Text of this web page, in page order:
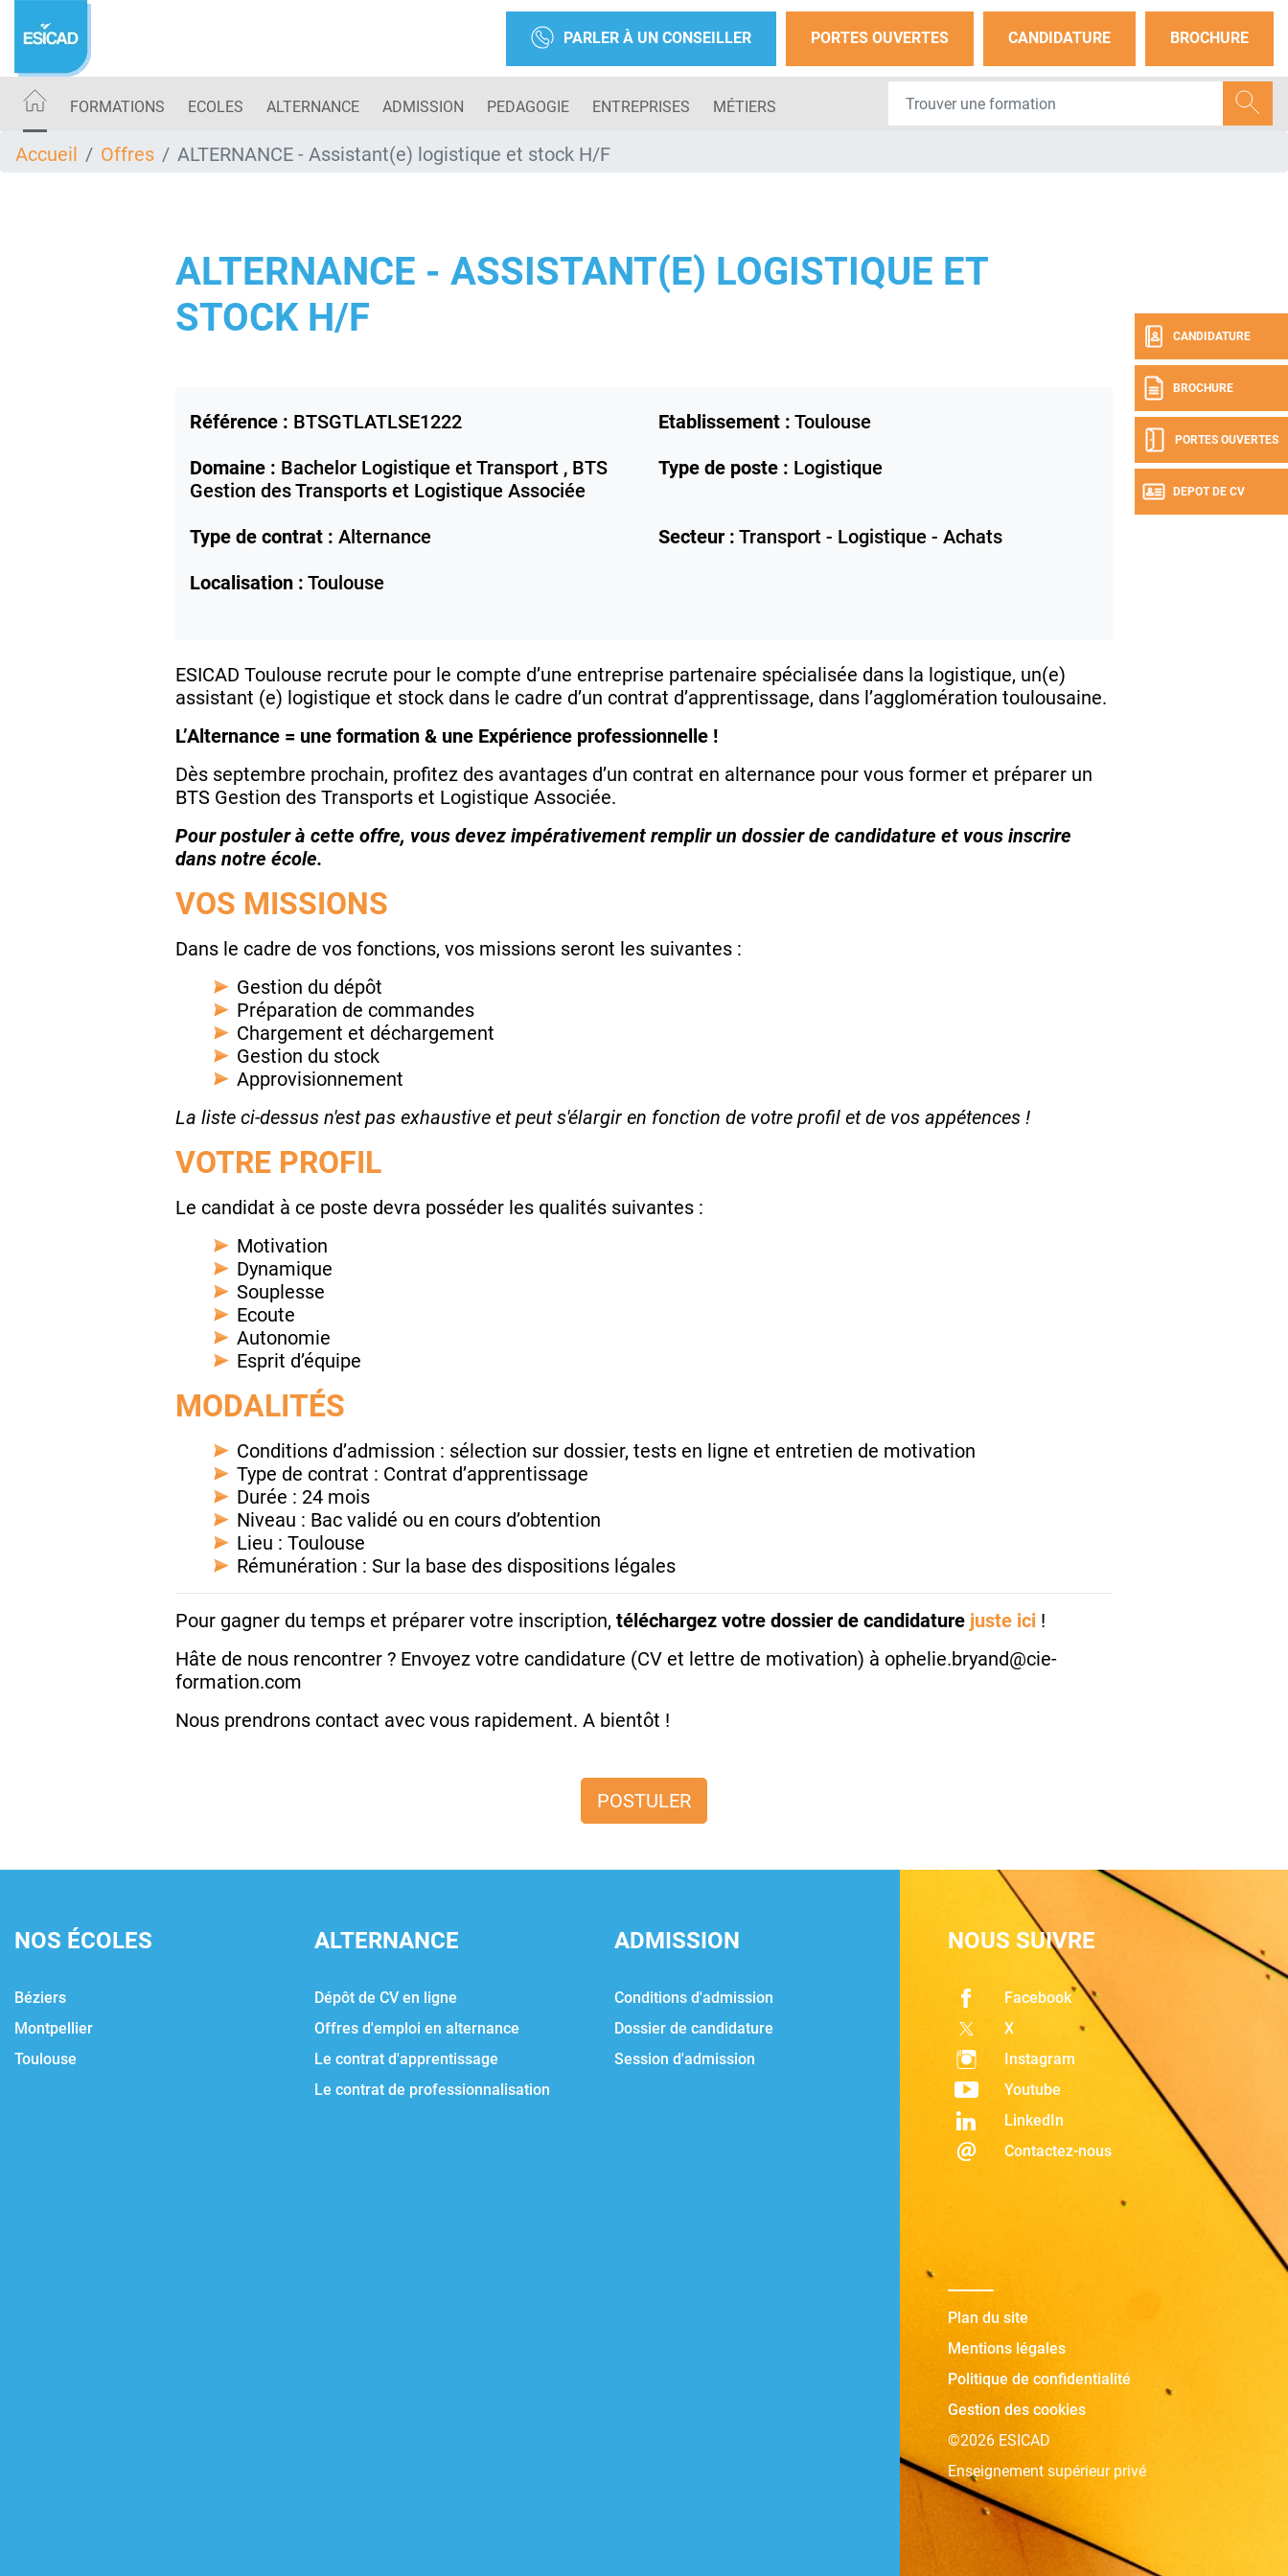
contenu
PARLER À UN CONSEILLER PORTES OUVERTES CANDIDATURE BROCHURE
FORMATIONS ECOLES ALTERNANCE ADMISSION PEDAGOGIE ENTREPRISES MÉTIERS
CANDIDATURE
BROCHURE
PORTES OUVERTES
DEPOT DE CV
Accueil Offres ALTERNANCE - Assistant(e) logistique et stock H/F
ALTERNANCE - ASSISTANT(E) LOGISTIQUE ET
STOCK H/F
Référence : BTSGTLATLSE1222 Etablissement : Toulouse
Domaine : Bachelor Logistique et Transport , BTS
Gestion des Transports et Logistique Associée
Type de poste : Logistique
Type de contrat : Alternance Secteur : Transport - Logistique - Achats
Localisation : Toulouse
ESICAD Toulouse recrute pour le compte d’une entreprise partenaire spécialisée dans la logistique, un(e)
assistant (e) logistique et stock dans le cadre d’un contrat d’apprentissage, dans l’agglomération toulousaine.
L’Alternance = une formation & une Expérience professionnelle !
Dès septembre prochain, profitez des avantages d’un contrat en alternance pour vous former et préparer un
BTS Gestion des Transports et Logistique Associée.
Pour postuler à cette offre, vous devez impérativement remplir un dossier de candidature et vous inscrire
dans notre école.
VOS MISSIONS
Dans le cadre de vos fonctions, vos missions seront les suivantes :
Gestion du dépôt
Préparation de commandes
Chargement et déchargement
Gestion du stock
Approvisionnement
La liste ci-dessus n'est pas exhaustive et peut s'élargir en fonction de votre profil et de vos appétences !
VOTRE PROFIL
Le candidat à ce poste devra posséder les qualités suivantes :
Motivation
Dynamique
Souplesse
Ecoute
Autonomie
Esprit d’équipe
MODALITÉS
Conditions d’admission : sélection sur dossier, tests en ligne et entretien de motivation
Type de contrat : Contrat d’apprentissage
Durée : 24 mois
Niveau : Bac validé ou en cours d’obtention
Lieu : Toulouse
Rémunération : Sur la base des dispositions légales
Pour gagner du temps et préparer votre inscription, téléchargez votre dossier de candidature juste ici !
Hâte de nous rencontrer ? Envoyez votre candidature (CV et lettre de motivation) à ophelie.bryand@cie-
formation.com
Nous prendrons contact avec vous rapidement. A bientôt !
POSTULER
NOS ÉCOLES
Béziers
Montpellier
Toulouse
ALTERNANCE
Dépôt de CV en ligne
Offres d'emploi en alternance
Le contrat d'apprentissage
Le contrat de professionnalisation
ADMISSION
Conditions d'admission
Dossier de candidature
Session d'admission
NOUS SUIVRE
Facebook
X
Instagram
Youtube
LinkedIn
Contactez-nous
Plan du site
Mentions légales
Politique de confidentialité
Gestion des cookies
©2026 ESICAD
Enseignement supérieur privé